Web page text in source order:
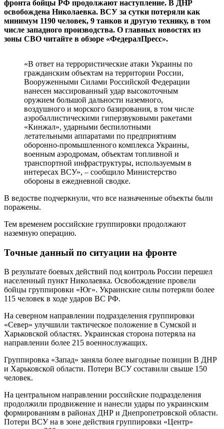
фронта бойцы РФ продолжают наступление. В ДНР
освобождена Николаевка. ВСУ за сутки потеряли как
минимум 1190 человек, 9 танков и другую технику, в том
числе западного производства. О главных новостях из
зоны СВО читайте в обзоре «ФедералПресс».
«В ответ на террористические атаки Украины по
гражданским объектам на территории России,
Вооруженными Силами Российской Федерации
нанесен массированный удар высокоточным
оружием большой дальности наземного,
воздушного и морского базирования, в том числе
аэробаллистическими гиперзвуковыми ракетами
«Кинжал», ударными беспилотными
летательными аппаратами по предприятиям
оборонно-промышленного комплекса Украины,
военным аэродромам, объектам топливной и
транспортной инфраструктуры, используемым в
интересах ВСУ», – сообщило Министерство
обороны в ежедневной сводке.
В ведостве подчеркнули, что все назначенные объекты были
поражены.
Тем временем российские группировки продолжают
наземную операцию.
Точные данный по ситуации на фронте
В результате боевых действий под контроль России перешел
населенный пункт Николаевка. Освобождение провели
бойцы группировки «Юг». Украинские силы потеряли более
115 человек в ходе ударов ВС РФ.
На северном направлении подразделения группировки
«Север» улучшили тактическое положение в Сумской и
Харьковской областях. Украинская сторона потеряла на
направлении более 215 военнослужащих.
Группировка «Запад» заняла более выгодные позиции В ДНР
и Харьковской области. Потери ВСУ составили свыше 150
человек.
На центральном направлении российские подразделения
продолжили продвижение и нанесли удары по украинским
формированиям в районах ДНР и Днепропетровской области.
Потери ВСУ на в зоне действия группировки «Центр»